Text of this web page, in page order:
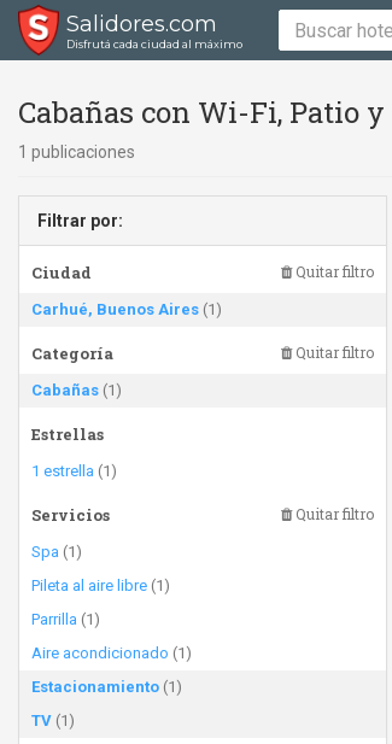
Salidores.com
Disfrutá cada ciudad al máximo
Cabañas con Wi-Fi, Patio
1 publicaciones
Filtrar por:
Ciudad Quitar filtro
Carhué, Buenos Aires (1)
Categoría Quitar filtro
Cabañas (1)
Estrellas
1 estrella (1)
Servicios Quitar filtro
Spa (1)
Pileta al aire libre (1)
Parrilla (1)
Aire acondicionado (1)
Estacionamiento (1)
TV (1)